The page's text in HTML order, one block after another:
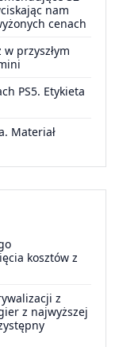
nam
cenach
przyszłym
PS5. Etykieta
Materiał
kosztów z
z
z najwyższej